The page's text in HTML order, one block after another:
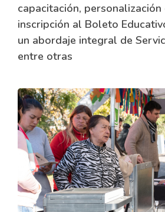
capacitación, personalización
inscripción al Boleto
un abordaje integral de
entre otras